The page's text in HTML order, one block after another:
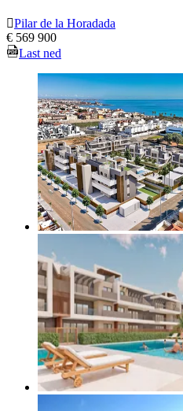
Pilar de la Horadada
€ 569 900
Last ned